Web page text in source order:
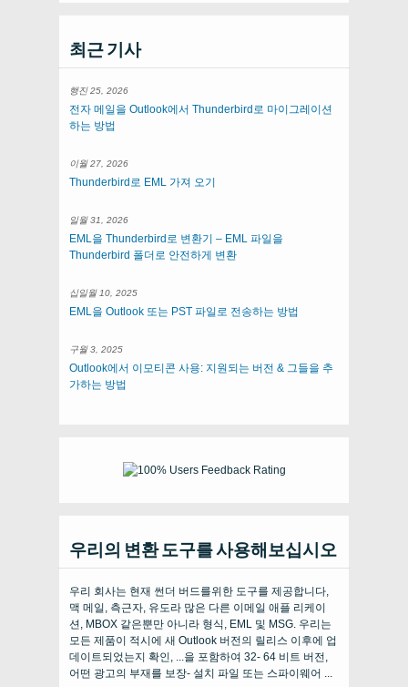
최근 기사
행진 25, 2026
전자 메일을 Outlook에서 Thunderbird로 마이그레이션
하는 방법
이월 27, 2026
Thunderbird로 EML 가져 오기
일월 31, 2026
EML을 Thunderbird로 변환기 – EML 파일을
Thunderbird 폴더로 안전하게 변환
십일월 10, 2025
EML을 Outlook 또는 PST 파일로 전송하는 방법
구월 3, 2025
Outlook에서 이모티콘 사용: 지원되는 버전 & 그들을 추
가하는 방법
우리의 변환 도구를 사용해보십시오
우리 회사는 현재 썬더 버드를위한 도구를 제공합니다,
맥 메일, 측근자, 유도라 많은 다른 이메일 애플 리케이
션, MBOX 같은뿐만 아니라 형식, EML 및 MSG. 우리는
모든 제품이 적시에 새 Outlook 버전의 릴리스 이후에 업
데이트되었는지 확인, ...을 포함하여 32- 64 비트 버전,
어떤 광고의 부재를 보장- 설치 파일 또는 스파이웨어 ...